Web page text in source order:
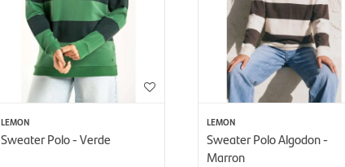
LEMON
Sweater Polo - Verde
LEMON
Sweater Polo Algodon -
Marron